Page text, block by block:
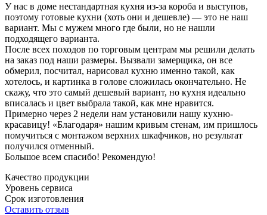
У нас в доме нестандартная кухня из-за короба и выступов,
поэтому готовые кухни (хоть они и дешевле) — это не наш
вариант. Мы с мужем много где были, но не нашли
подходящего варианта.
После всех походов по торговым центрам мы решили делать
на заказ под наши размеры. Вызвали замерщика, он все
обмерил, посчитал, нарисовал кухню именно такой, как
хотелось, и картинка в голове сложилась окончательно. Не
скажу, что это самый дешевый вариант, но кухня идеально
вписалась и цвет выбрала такой, как мне нравится.
Примерно через 2 недели нам установили нашу кухню-
красавицу! «Благодаря» нашим кривым стенам, им пришлось
помучиться с монтажом верхних шкафчиков, но результат
получился отменный.
Большое всем спасибо! Рекомендую!
Качество продукции
Уровень сервиса
Срок изготовления
Оставить отзыв